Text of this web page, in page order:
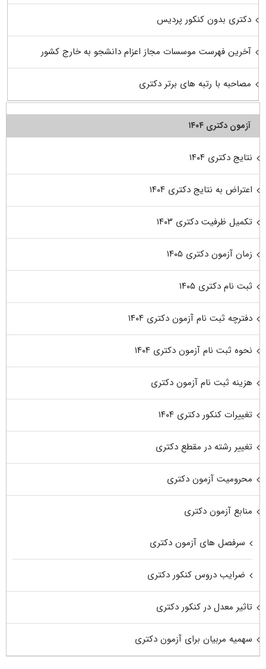
دکتری بدون کنکور پردیس
آخرین فهرست موسسات مجاز اعزام دانشجو به خارج کشور
مصاحبه با رتبه های برتر دکتری
آزمون دکتری ۱۴۰۴
نتایج دکتری ۱۴۰۴
اعتراض به نتایج دکتری ۱۴۰۴
تکمیل ظرفیت دکتری ۱۴۰۳
زمان آزمون دکتری ۱۴۰۵
ثبت نام دکتری ۱۴۰۵
دفترچه ثبت نام آزمون دکتری ۱۴۰۴
نحوه ثبت نام آزمون دکتری ۱۴۰۴
هزینه ثبت نام آزمون دکتری
تغییرات کنکور دکتری ۱۴۰۴
تغییر رشته در مقطع دکتری
محرومیت آزمون دکتری
منابع آزمون دکتری
سرفصل های آزمون دکتری
ضرایب دروس کنکور دکتری
تاثیر معدل در کنکور دکتری
سهمیه مربیان برای آزمون دکتری